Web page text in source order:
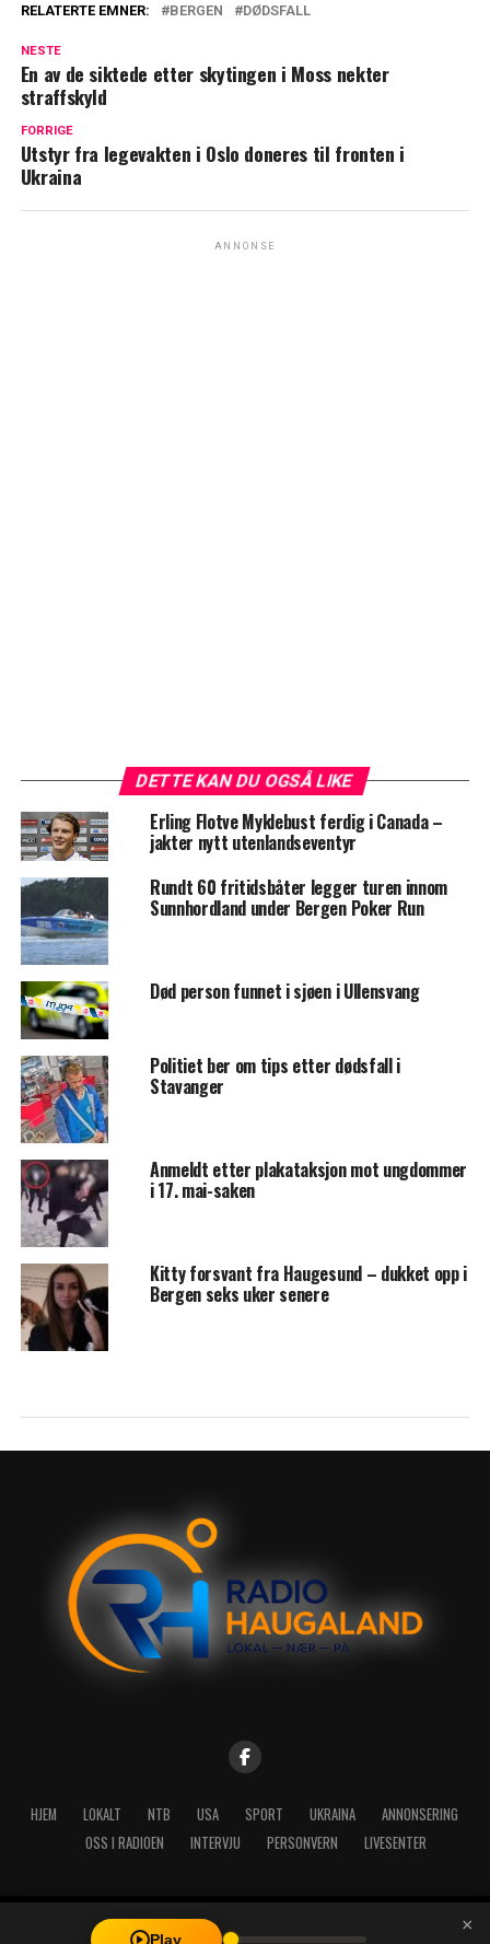
RELATERTE EMNER: BERGEN DØDSFALL
NESTE
En av de siktede etter skytingen i Moss nekter
straffskyld
FORRIGE
Utstyr fra legevakten i Oslo doneres til fronten i
Ukraina
ANNONSE
DETTE KAN DU OGSÅ LIKE
Erling Flotve Myklebust ferdig i Canada –
jakter nytt utenlandseventyr
Rundt 60 fritidsbåter legger turen innom
Sunnhordland under Bergen Poker Run
Død person funnet i sjøen i Ullensvang
Politiet ber om tips etter dødsfall i
Stavanger
Anmeldt etter plakataksjon mot ungdommer
i 17. mai-saken
Kitty forsvant fra Haugesund – dukket opp i
Bergen seks uker senere
HJEM LOKALT NTB USA SPORT UKRAINA
ANNONSERING
OSS I RADIOEN
INTERVJU PERSONVERN LIVESENTER
Copyright © 2026 A-Media AS | Radio Haugaland - Haraldsgata 114,
Play
×